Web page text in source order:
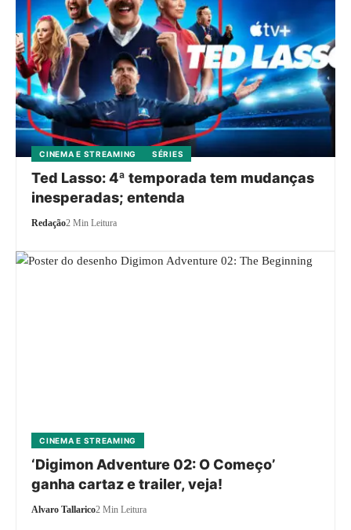
CINEMA E STREAMING SÉRIES
Ted Lasso: 4ª temporada tem mudanças
inesperadas; entenda
Redação2 Min Leitura
CINEMA E STREAMING
‘Digimon Adventure 02: O Começo’
ganha cartaz e trailer, veja!
Alvaro Tallarico2 Min Leitura